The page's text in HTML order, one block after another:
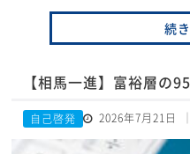
続
【相馬一進】富裕層の
自己啓発 2026年7月21日